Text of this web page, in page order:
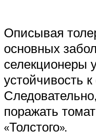
Описывая
основных
селекционеры
устойчивость
поражать
«Толстого».